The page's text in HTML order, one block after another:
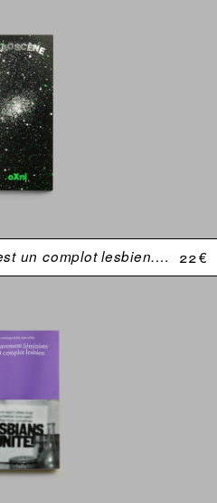
Le mouvement féministe est un complot lesbien. Une anthologie (USA 1969–1974) 22 €